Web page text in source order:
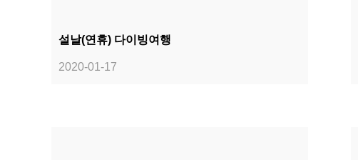
설날(연휴) 다이빙여행
2020-01-17